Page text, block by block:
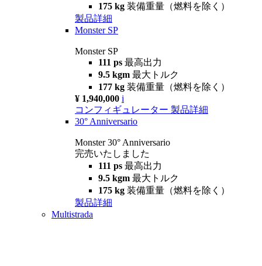
175 kg 装備重量（燃料を除く）
製品詳細
Monster SP
Monster SP
111 ps 最高出力
9.5 kgm 最大トルク
177 kg 装備重量（燃料を除く）
¥ 1,940,000 i
コンフィギュレーター 製品詳細
30° Anniversario
Monster 30° Anniversario
完売いたしました
111 ps 最高出力
9.5 kgm 最大トルク
175 kg 装備重量（燃料を除く）
製品詳細
Multistrada